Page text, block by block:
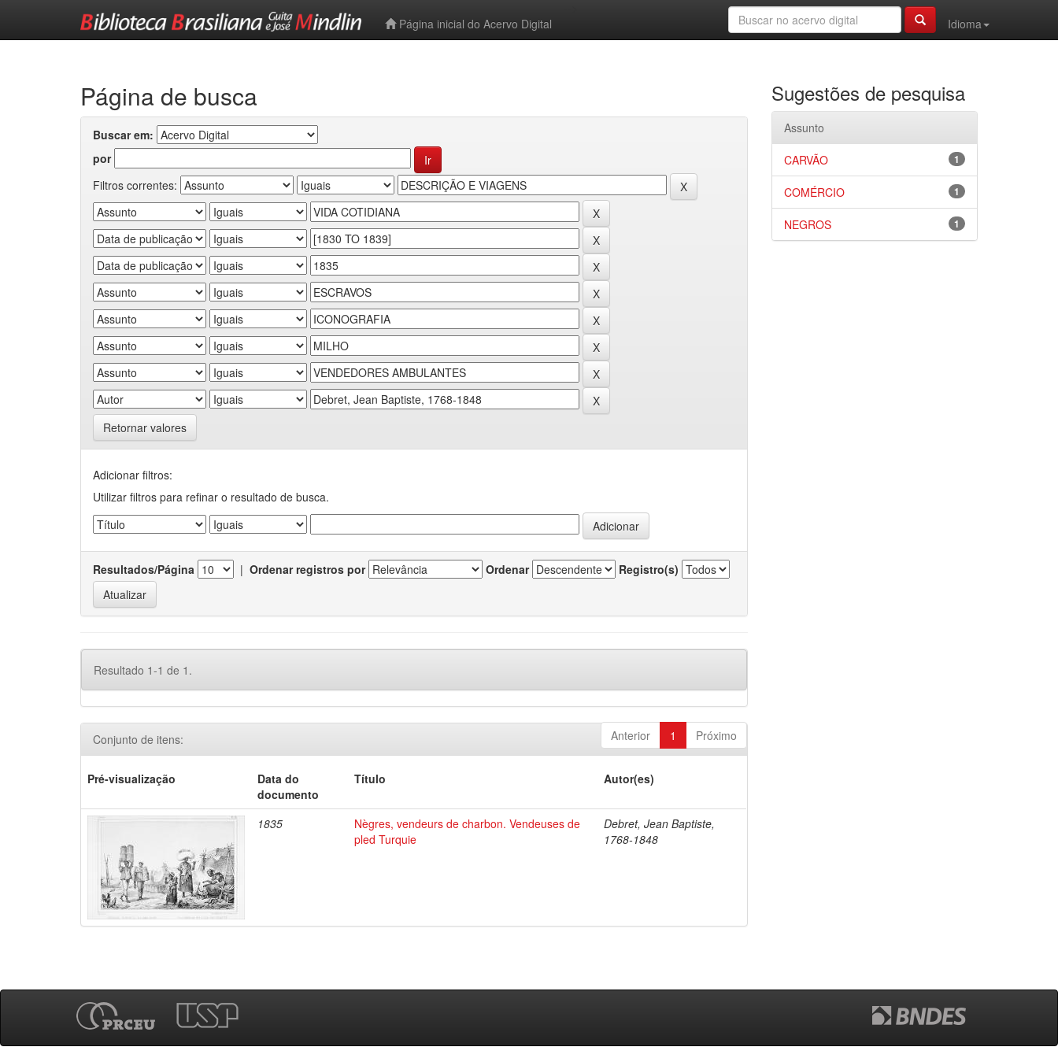
Página inicial do Acervo Digital
Idioma
Página de busca
Buscar em:
por
Filtros correntes:
Retornar valores
Adicionar filtros:
Utilizar filtros para refinar o resultado de busca.
Resultados/Página | Ordenar registros por Ordenar Registro(s)
Resultado 1-1 de 1.
Anterior 1 Próximo
Conjunto de itens:
Pré-visualização
Data do
documento
Título Autor(es)
1835
Nègres, vendeurs de charbon. Vendeuses de
pled Turquie
Debret, Jean Baptiste,
1768-1848
Sugestões de pesquisa
Assunto
1
CARVÃO
1
COMÉRCIO
1
NEGROS